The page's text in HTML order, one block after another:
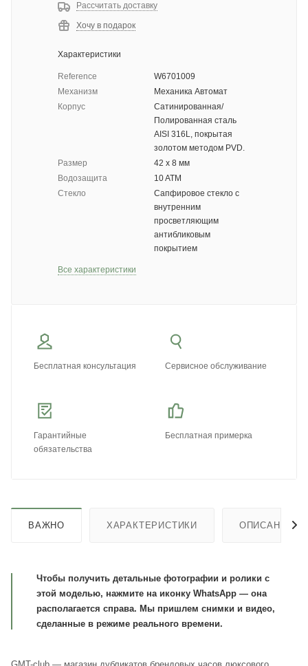
Рассчитать доставку
Хочу в подарок
Характеристики
Reference
W6701009
Механизм
Механика Автомат
Корпус
Сатинированная/
Полированная сталь
AISI 316L, покрытая
золотом методом PVD.
Размер
42 x 8 мм
Водозащита
10 ATM
Стекло
Сапфировое стекло с
внутренним
просветляющим
антибликовым
покрытием
Все характеристики
Бесплатная консультация Сервисное обслуживание
Гарантийные
обязательства
Бесплатная примерка
ВАЖНО ХАРАКТЕРИСТИКИ ОПИСАНИЕ
Чтобы получить детальные фотографии и ролики с
этой моделью, нажмите на иконку WhatsApp — она
располагается справа. Мы пришлем снимки и видео,
сделанные в режиме реального времени.
GMT-club — магазин дубликатов брендовых часов люксового